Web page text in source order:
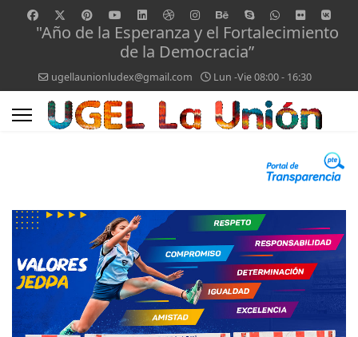
"Año de la Esperanza y el Fortalecimiento
de la Democracia”
ugellaunionludex@gmail.com Lun -Vie 08:00 - 16:30